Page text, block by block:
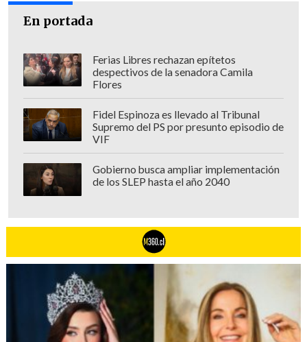
En portada
Ferias Libres rechazan epítetos
despectivos de la senadora Camila
Flores
Fidel Espinoza es llevado al Tribunal
Supremo del PS por presunto episodio de
VIF
Gobierno busca ampliar implementación
de los SLEP hasta el año 2040